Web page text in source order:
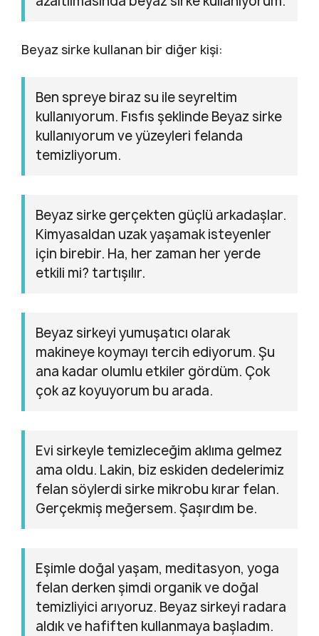
Beyaz sirke kullanan bir diğer kişi:
Ben spreye biraz su ile seyreltim
kullanıyorum. Fısfıs şeklinde Beyaz sirke
kullanıyorum ve yüzeyleri felanda
temizliyorum.
Beyaz sirke gerçekten güçlü arkadaşlar.
Kimyasaldan uzak yaşamak isteyenler
için birebir. Ha, her zaman her yerde
etkili mi? tartışılır.
Beyaz sirkeyi yumuşatıcı olarak
makineye koymayı tercih ediyorum. Şu
ana kadar olumlu etkiler gördüm. Çok
çok az koyuyorum bu arada.
Evi sirkeyle temizleceğim aklıma gelmez
ama oldu. Lakin, biz eskiden dedelerimiz
felan söylerdi sirke mikrobu kırar felan.
Gerçekmiş meğersem. Şaşırdım be.
Eşimle doğal yaşam, meditasyon, yoga
felan derken şimdi organik ve doğal
temizliyici arıyoruz. Beyaz sirkeyi radara
aldık ve hafiften kullanmaya başladım.